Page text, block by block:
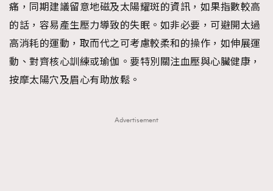
痛，同期建議留意地磁及太陽耀斑的資訊，如果指數較高
的話，容易產生壓力導致的失眠。如非必要，可避開太過
高消耗的運動，取而代之可考慮較柔和的操作，如伸展運
動、對齊核心訓練或瑜伽。要特別關注血壓與心臟健康，
按摩太陽穴及眉心有助放鬆。
Advertisement